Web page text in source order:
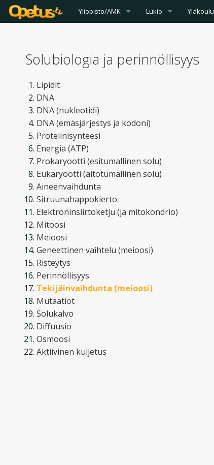
Yliopisto/AMK Lukio Yläkoulu
Solubiologia ja perinnöllisyys
Lipidit
DNA
DNA (nukleotidi)
DNA (emäsjärjestys ja kodoni)
Proteiinisynteesi
Energia (ATP)
Prokaryootti (esitumallinen solu)
Eukaryootti (aitotumallinen solu)
Aineenvaihdunta
Sitruunahappokierto
Elektroninsiirtoketju (ja mitokondrio)
Mitoosi
Meioosi
Geneettinen vaihtelu (meioosi)
Risteytys
Perinnöllisyys
Tekijäinvaihdunta (meioosi)
Mutaatiot
Solukalvo
Diffuusio
Osmoosi
Aktiivinen kuljetus